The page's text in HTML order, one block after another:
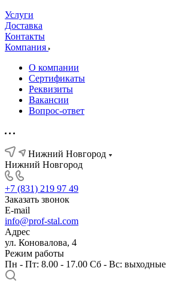
Услуги
Доставка
Контакты
Компания
О компании
Сертификаты
Реквизиты
Вакансии
Вопрос-ответ
Нижний Новгород
Нижний Новгород
+7 (831) 219 97 49
Заказать звонок
E-mail
info@prof-stal.com
Адрес
ул. Коновалова, 4
Режим работы
Пн - Пт: 8.00 - 17.00 Сб - Вс: выходные